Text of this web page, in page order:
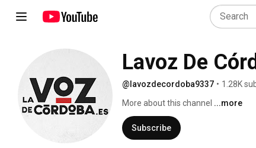
Lavoz De
@lavozdecordoba9337 • 1.28K
More about this channel ...more
Subscribe